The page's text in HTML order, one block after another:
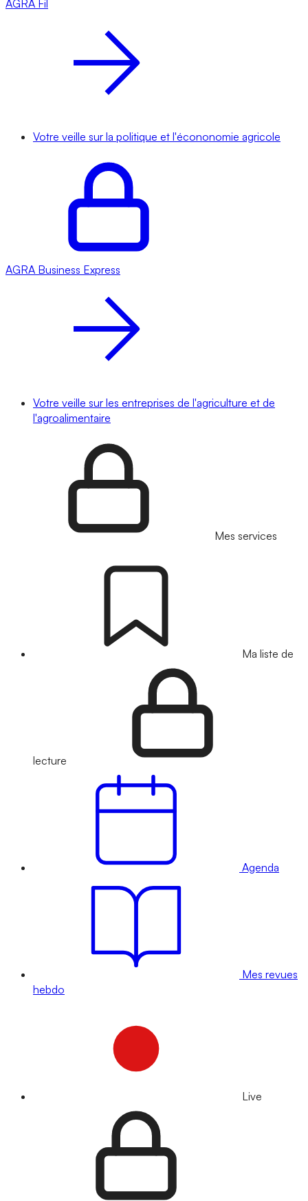
AGRA Fil
Votre veille sur la politique et l'écononomie agricole
AGRA Business Express
Votre veille sur les entreprises de l'agriculture et de
l'agroalimentaire
Mes services
Ma liste de
lecture
Agenda
Mes revues
hebdo
Live